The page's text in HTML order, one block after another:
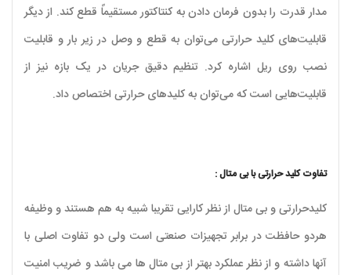
مدار قدرت را بدون فرمان دادن به کنتاکتور مستقیماً قطع کند. از دیگر
قابلیت‌های کلید حرارتی می‌توان به قطع و وصل در زیر بار و قابلیت
نصب روی ریل اشاره کرد. تنظیم دقیق جریان در یک بازه نیز از
قابلیت‌هایی است که می‌توان به کلیدهای حرارتی اختصاص داد.
تفاوت کلید حرارتی با بی متال :
کلیدحرارتی و بی متال از نظر کارایی تقریبا شبیه به هم هستند و وظیفه
هردو حافظت در برابر تجهیزات صنعتی است ولی دو تفاوت اصلی با
آنها داشته و از نظر عملکرد بهتر از بی متال ها می باشد و ضریب امنیت